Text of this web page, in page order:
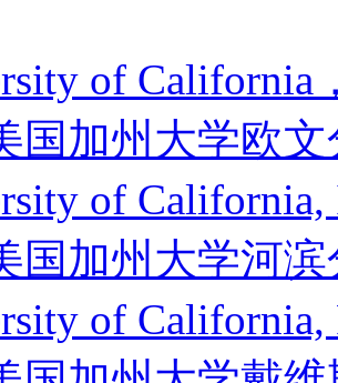
of California
国加州大学欧
of
国加州大学河
of